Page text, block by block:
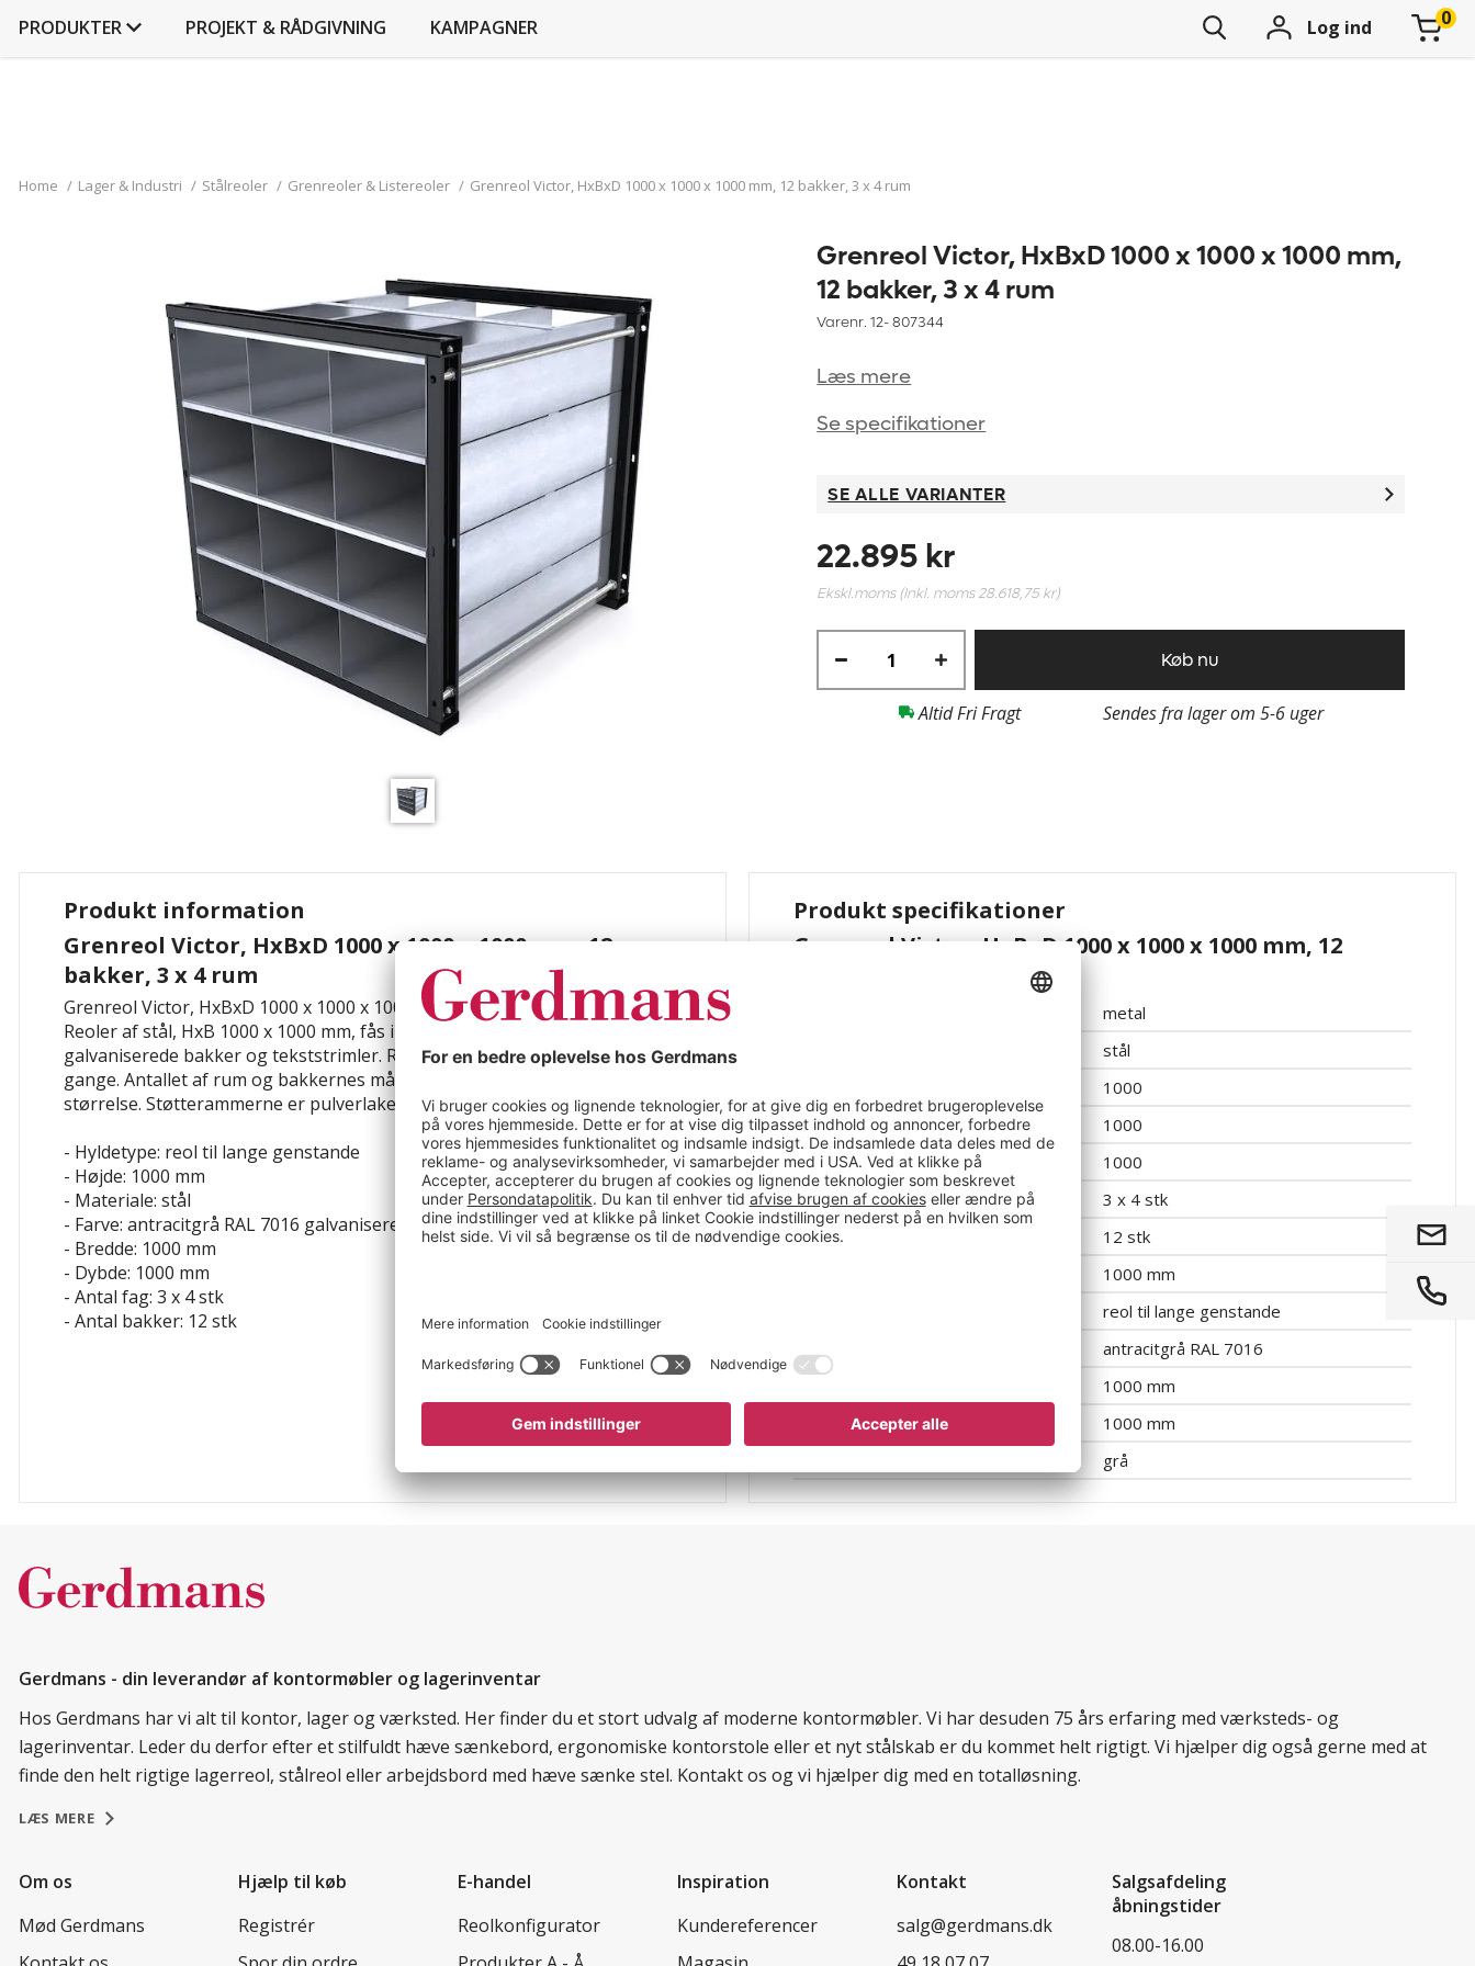
PRODUKTER PROJEKT & RÅDGIVNING KAMPAGNER Log ind
Home / Lager & Industri / Stålreoler / Grenreoler & Listereoler / Grenreol Victor, HxBxD 1000 x 1000 x 1000 mm, 12 bakker, 3 x 4 rum
Grenreol Victor, HxBxD 1000 x 1000 x 1000 mm,
12 bakker, 3 x 4 rum
Varenr. 12-807344
Læs mere
Se specifikationer
SE ALLE VARIANTER
22.895 kr
Ekskl.moms (Inkl. moms28.618,75 kr)
Køb nu
Altid Fri Fragt Sendes fra lager om 5-6 uger
Produkt information
Grenreol Victor, HxBxD 1000 x 1000 x 1000 mm, 12
bakker, 3 x 4 rum
Grenreol Victor, HxBxD 1000 x 1000 x 1000 mm, 12 bakker, 3 x 4 rum.
Reoler af stål, HxB 1000 x 1000 mm, fås i forskellige dybder. Inklusive
galvaniserede bakker og tekststrimler. Reolerne kan stables op til to
gange. Antallet af rum og bakkernes mål varierer alt efter reolens
størrelse. Støtterammerne er pulverlakeret i antracitgrå RAL 7016.
- Hyldetype: reol til lange genstande
- Højde: 1000 mm
- Materiale: stål
- Farve: antracitgrå RAL 7016 galvaniseret
- Bredde: 1000 mm
- Dybde: 1000 mm
- Antal fag: 3 x 4 stk
- Antal bakker: 12 stk
Produkt specifikationer
Grenreol Victor, HxBxD 1000 x 1000 x 1000 mm, 12
metal
stål
1000
Dybde (mm)
1000
Højde (mm)
1000
Antal fag
3 x 4 stk
Antal bakker
12 stk
1000 mm
reol til lange genstande
antracitgrå RAL 7016
1000 mm
Totaldybde
1000 mm
grå
Gerdmans - din leverandør af kontormøbler og lagerinventar
Hos Gerdmans har vi alt til kontor, lager og værksted. Her finder du et stort udvalg af moderne kontormøbler. Vi har desuden 75 års erfaring med værksteds- og
lagerinventar. Leder du derfor efter et stilfuldt hæve sænkebord, ergonomiske kontorstole eller et nyt stålskab er du kommet helt rigtigt. Vi hjælper dig også gerne med at
finde den helt rigtige lagerreol, stålreol eller arbejdsbord med hæve sænke stel. Kontakt os og vi hjælper dig med en totalløsning.
LÆS MERE
Om os
Mød Gerdmans
Hjælp til køb
Registrér
E-handel
Reolkonfigurator
Inspiration
Kundereferencer
Kontakt
salg@gerdmans.dk
Salgsafdeling
åbningstider
08.00-16.00